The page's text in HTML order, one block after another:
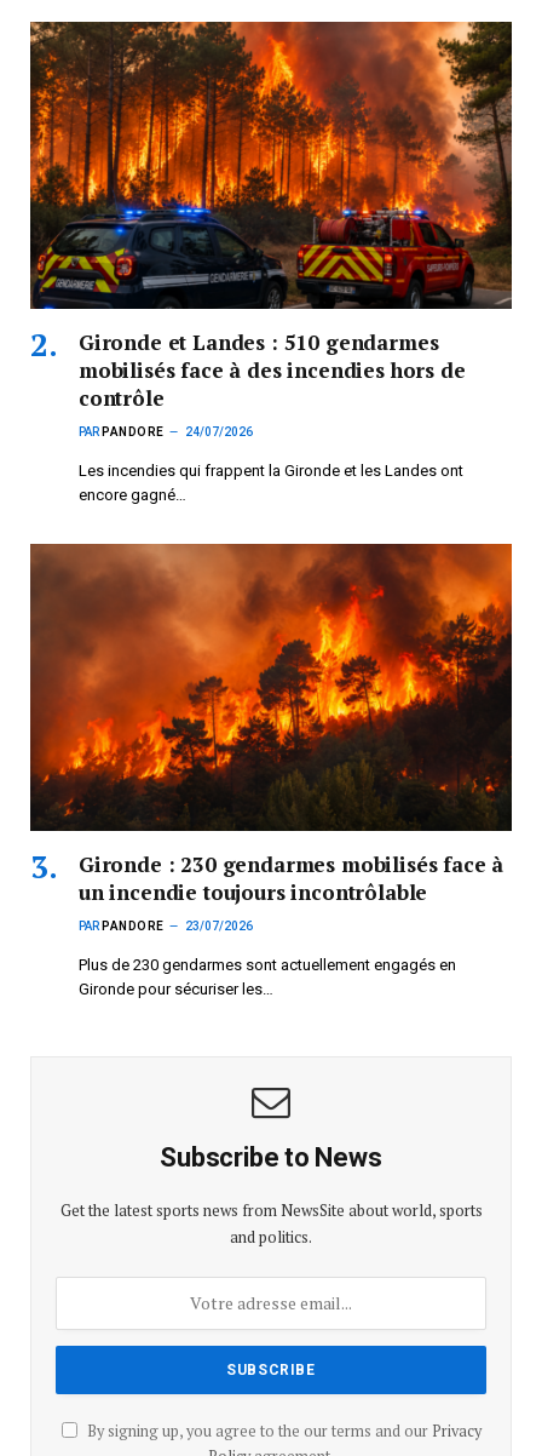
Gironde et Landes : 510 gendarmes
mobilisés face à des incendies hors de
contrôle
PAR PANDORE 24/07/2026
Les incendies qui frappent la Gironde et les Landes ont
encore gagné…
Gironde : 230 gendarmes mobilisés face à
un incendie toujours incontrôlable
PAR PANDORE 23/07/2026
Plus de 230 gendarmes sont actuellement engagés en
Gironde pour sécuriser les…
Subscribe to News
Get the latest sports news from NewsSite about world, sports
and politics.
By signing up, you agree to the our terms and our Privacy